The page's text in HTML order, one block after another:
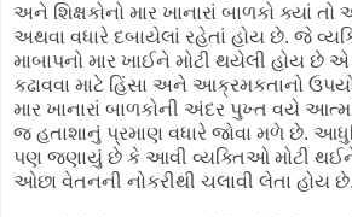
અને શિક્ષકોનો માર ખાનારાં બાળકો ક્યાં
અથવા વધારે દબાયેલાં રહેતાં હોય છે. જે
માબાપનો માર ખાઈને મોટી થયેલી હોય છે
કઢાવવા માટે હિંસા અને આક્રમકતાનો
માર ખાનારાં બાળકોની અંદર પુખ્ત વયે
જ હતાશાનું પ્રમાણ વધારે જોવા મળે છે.
પણ જણાયું છે કે આવી વ્યક્તિઓ મોટી
ઓછા વેતનની નોકરીથી ચલાવી લેતા હોય છે.